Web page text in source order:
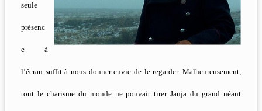
seule
présenc
e à
l’écran suffit à nous donner envie de le regarder. Malheureusement,
tout le charisme du monde ne pouvait tirer Jauja du grand néant